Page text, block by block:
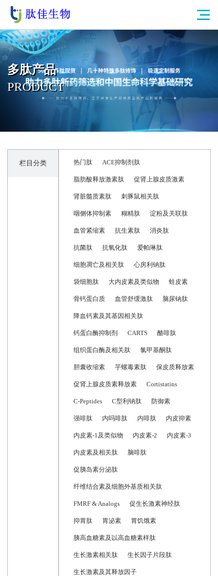
多肽产品
PRODUCT
栏目分类 热门肽 ACE抑制剂肽
脂肪酸释放激素肽 促肾上腺皮质激素
肾脏髓质素肽 刺豚鼠相关肽
咽侧体抑制素 糊精肽 淀粉及关联肽
血管紧缩素 抗生素肽 消炎肽
抗菌肽 抗氧化肽 爱帕琳肽
细胞凋亡及相关肽 心房利钠肽
袋细胞肽 大内皮素及类似物 蛙皮素
骨钙蛋白质 血管舒缓激肽 脑尿钠肽
降血钙素及其基因相关肽
钙蛋白酶抑制剂 CARTS 酪啡肽
组织蛋白酶及相关肽 氯甲基酮肽
胆囊收缩素 芋螺毒素肽 保皮质释放素
促肾上腺皮质素释放素 Cortistatins
C-Peptides C型利钠肽 防御素
强啡肽 内吗啡肽 内啡肽 内皮抑素
内皮素-1及类似物 内皮素-2 内皮素-3
内皮素及相关肽 脑啡肽
促胰岛素分泌肽
纤维结合素及细胞外基质相关肽
FMRF & Analogs 促生长激素神经肽
抑胃肽 胃泌素 胃饥饿素
胰高血糖素及以高血糖素样肽
生长激素相关肽 生长因子片段肽
生长激素及其释放因子